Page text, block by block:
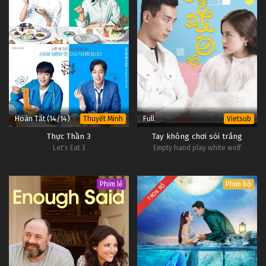
Hoàn Tất (14/14) Thuyết Minh
Thực Thần 3
Let's Eat 3
Full Vietsub
Tay không chơi sói trắng
Empty hand play white wolf
Phim lẻ TRỌN BỘ Phim bộ